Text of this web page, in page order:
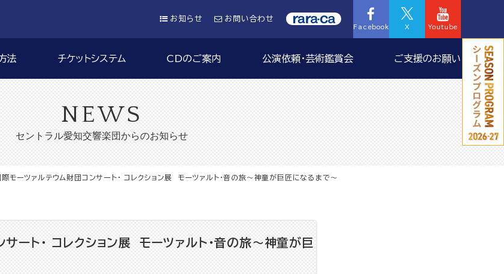
お知らせ お問い合わせ
Facebook X Youtube
法 チケットシステム CDのご案内 公演依頼・芸術鑑賞会 ご支援のお願い
NEWS
セントラル愛知交響楽団からのお知らせ
際モーツァルテウム財団コンサート・ コレクション展 モーツァルト・音の旅～神童が巨匠になるまで～
ート・ コレクション展 モーツァルト・音の旅～神童が巨